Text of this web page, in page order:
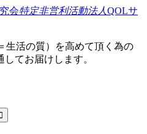
特定非営利活動法人QOLサ
生活の質）を高めて頂く為の
てお届けします。